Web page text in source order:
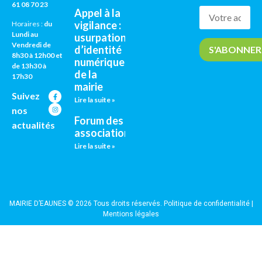
61 08 70 23
Horaires : du
Lundi au
Vendredi de
8h30 à 12h00 et
de 13h30 à
17h30
Suivez
nos
actualités
Appel à la
vigilance :
usurpation
d’identité
numérique
de la
mairie
Lire la suite »
Forum des
associations
Lire la suite »
MAIRIE D’EAUNES © 2026 Tous droits réservés. Politique de confidentialité|
Mentions légales